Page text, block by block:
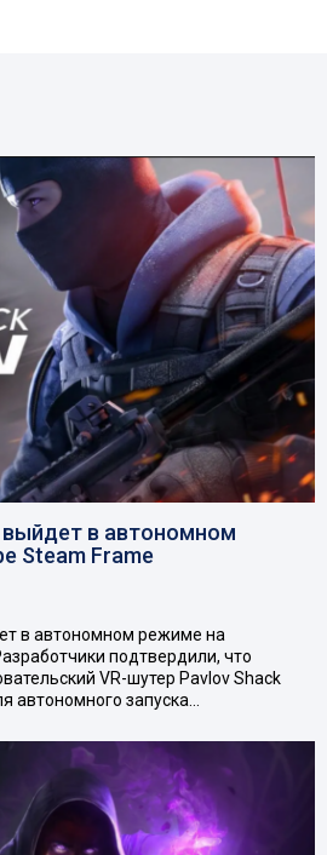
выйдет в автономном
Steam Frame
в автономном режиме на
подтвердили, что
VR-шутер Pavlov Shack
автономного запуска…